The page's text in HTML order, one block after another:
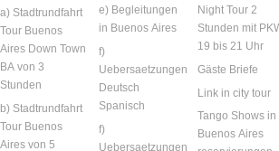
a) Stadtrundfahrt
Tour Buenos
Aires Down Town
BA von 3
Stunden
b) Stadtrundfahrt
Tour Buenos
Aires von 5
e) Begleitungen
in Buenos Aires
f)
Uebersaetzungen
Deutsch
Spanisch
f)
Uebersaetzungen
Night Tour 2
Stunden mit
19 bis 21 Uhr
Gäste Briefe
Link in city tour
Tango Shows in
Buenos Aires